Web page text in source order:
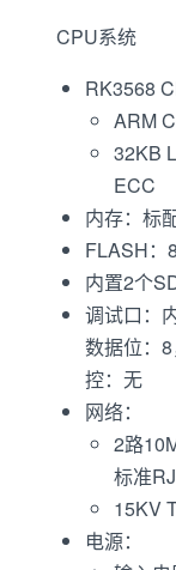
CPU系统
RK3568
ARM
32KB
ECC
内存：标
FLASH：
内置2个
调试口：
数据位：
控：无
网络：
2路
标准
15KV
电源：